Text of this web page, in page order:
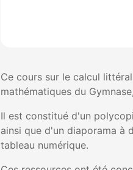
Ce cours sur le calcul
mathématiques du
Il est constitué d'un
ainsi que d'un diaporama à
tableau numérique.